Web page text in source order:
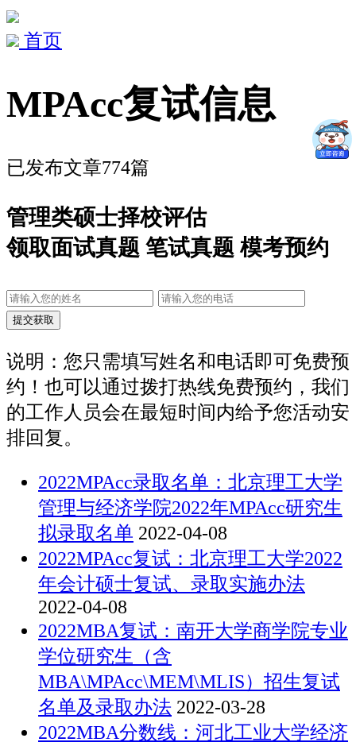
首页
MPAcc复试信息
已发布文章774篇
管理类硕士择校评估
领取面试真题 笔试真题 模考预约
说明：您只需填写姓名和电话即可免费预
约！也可以通过拨打热线免费预约，我们
的工作人员会在最短时间内给予您活动安
排回复。
2022MPAcc录取名单：北京理工大学
管理与经济学院2022年MPAcc研究生
拟录取名单 2022-04-08
2022MPAcc复试：北京理工大学2022
年会计硕士复试、录取实施办法
2022-04-08
2022MBA复试：南开大学商学院专业
学位研究生（含
MBA\MPAcc\MEM\MLIS）招生复试
名单及录取办法 2022-03-28
2022MBA分数线：河北工业大学经济